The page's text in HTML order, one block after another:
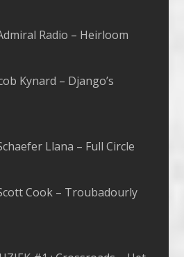
Radio – Heirloom
Kynard – Django’s
Llana – Full Circle
Cook – Troubadourly